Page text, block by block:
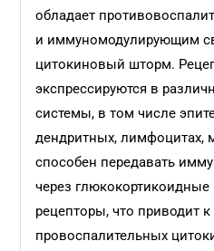
обладает
и иммуномодулирующим
цитокиновый шторм.
экспрессируются в
системы, в том числе
дендритных, лимфоцитах,
способен передавать
через
рецепторы, что приводит
провоспалительных